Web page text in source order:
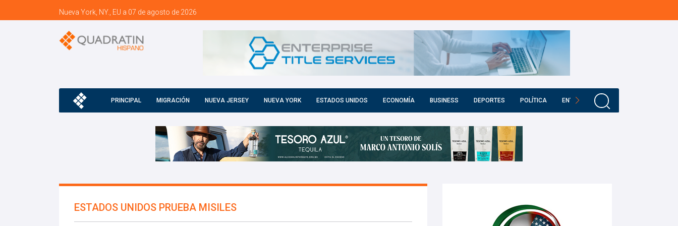
Nueva York, NY., EU a 07 de agosto de 2026
PRINCIPAL MIGRACIÓN NUEVA JERSEY NUEVA YORK ESTADOS UNIDOS ECONOMÍA BUSINESS DEPORTES POLÍTICA ENTRETENIMIENTO
ESTADOS UNIDOS PRUEBA MISILES